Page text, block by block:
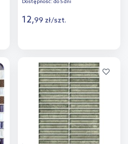
Dostępność: do 5 dni
12,99 zł/szt.
Dodaj do
porównania